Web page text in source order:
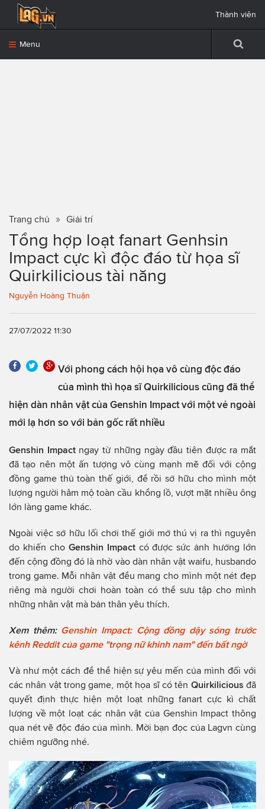
Menu
Thành viên
Trang chủ Giải trí
Tổng hợp loạt fanart Genhsin
Impact cực kì độc đáo từ họa sĩ
Quirkilicious tài năng
Nguyễn Hoàng Thuận
27/07/2022 11:30
Với phong cách hội họa vô cùng độc đáo
của mình thì họa sĩ Quirkilicious cũng đã thể
hiện dàn nhân vật của Genshin Impact với một vẻ ngoài
mới lạ hơn so với bản gốc rất nhiều
Genshin Impact ngay từ những ngày đầu tiên được ra mắt
đã tạo nên một ấn tượng vô cùng mạnh mẽ đối với cộng
đồng game thủ toàn thế giới, để rồi sở hữu cho mình một
lượng người hâm mộ toàn cầu khổng lồ, vượt mặt nhiều ông
lớn làng game khác.
Ngoài việc sở hữu lối chơi thế giới mở thú vị ra thì nguyên
do khiến cho Genshin Impactcó được sức ảnh hưởng lớn
đến cộng đồng đó là nhờ vào dàn nhân vật waifu, husbando
trong game. Mỗi nhân vật đểu mang cho mình một nét đẹp
riêng mà người chơi hoàn toàn có thể sưu tập cho mình
những nhân vật mà bản thân yêu thích.
Xem thêm: Genshin Impact: Cộng đồng dậy sóng trước
kênh Reddit của game "trọng nữ khinh nam" đến bất ngờ
Và như một cách để thể hiện sự yêu mến của mình đối với
các nhân vật trong game, một họa sĩ có tên Quirkilicious đã
quyết định thực hiện một loạt những fanart cực kì chất
lượng về một loạt các nhân vật của Genshin Impact thông
qua nét vẽ độc đáo của mình. Mời bạn đọc của Lagvn cùng
chiêm ngưỡng nhé.